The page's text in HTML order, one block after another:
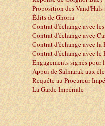
Proposition des
Édits de Ghoria
Contrat d'échange avec
Contrat d'échange avec
Contrat d'échange avec la
Contrat d'échange avec le
Engagements signés
Appui de Salmarak aux
Requête au Procureur
La Garde Impériale